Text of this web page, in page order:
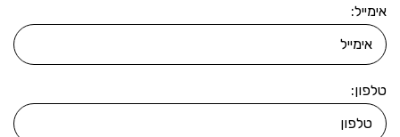
אימייל:
טלפון: